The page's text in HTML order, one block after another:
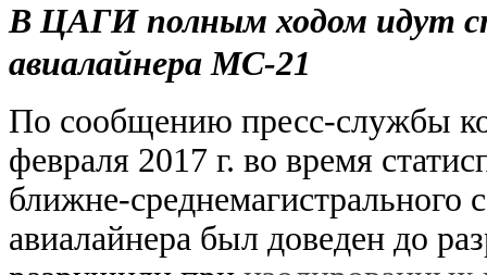
В ЦАГИ полным ходом идут
авиалайнера МС-21
По сообщению пресс-службы
февраля 2017 г. во время
ближне-
авиалайнера был доведен до